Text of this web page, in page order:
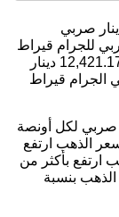
صربي
للجرام قيراط
دينار
الجرام قيراط
الذهب بمقدار 8,483.20 دينار صربي لكل أونصة
سعر الذهب ارتفع
سعر الذهب ارتفع بأكثر من
الذهب بنسبة